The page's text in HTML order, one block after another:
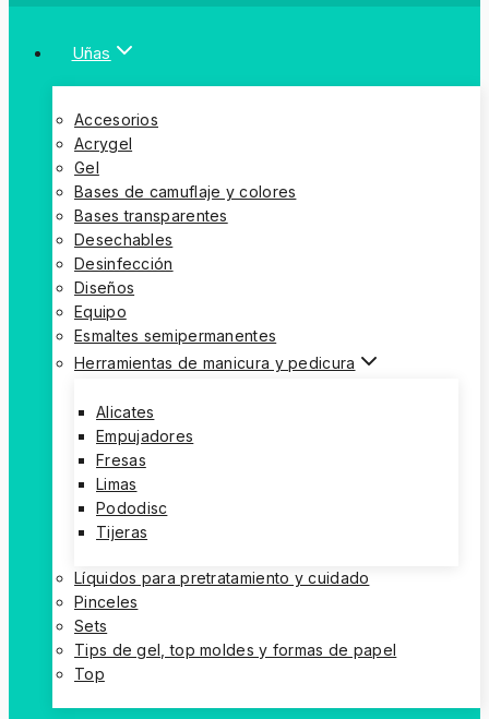
Uñas
Accesorios
Acrygel
Gel
Bases de camuflaje y colores
Bases transparentes
Desechables
Desinfección
Diseños
Equipo
Esmaltes semipermanentes
Herramientas de manicura y pedicura
Alicates
Empujadores
Fresas
Limas
Pododisc
Tijeras
Líquidos para pretratamiento y cuidado
Pinceles
Sets
Tips de gel, top moldes y formas de papel
Top